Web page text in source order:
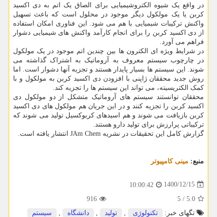
در واقع یک شیوه الکتروشیمیایی برای الصاق یک اتم به دی اکسید
کربن یا یک مولکول دیگر موجود در محلول است که باعث تسهیل
واکنش ترکیبات شیمیایی با هم می شود. این فناوری امکان استفاده
از دی اکسید کربن را برای انجام کارآمد واکنش های شیمیایی دشوار
فراهم می آورد.
در شرایط ویژه ای الکترون ها بین چندین اتم موجود در یک مولکول
در چارچوب سیستم معروف به آروماتیک به اشتراک گذاشته می
شوند. این سیستم ها بسیار پایدار هستند و تجزیه آنها دشوار است. اما
روش جدید محققان ژاپنی با افزودن دی اکسید کربن به مولکول و با
کمک الکتریسیته، می تواند این سیستم ها را تجزیه کند.
محققان توانستند سیستم های آروماتیک متشکل از دو مولکول دی
اکسید کربن را تجزیه کنند و در این جریان هم مولکول های دی اکسید
کربن بازیافت می شوند و هم اسیدهای کربوکسیل تولید می شوند که
ترکیباتی پرارزش برای تولید دارو هستند.
گزارش کامل این تحقیقات در نشریه JAm Chem انتشار یافته است.
منبع: مینی كامپیوتر
1400/12/15
10:00:42
5.0
/
5
916
تگهای خبر:
تكنولوژی تولید دانشگاه سیستم